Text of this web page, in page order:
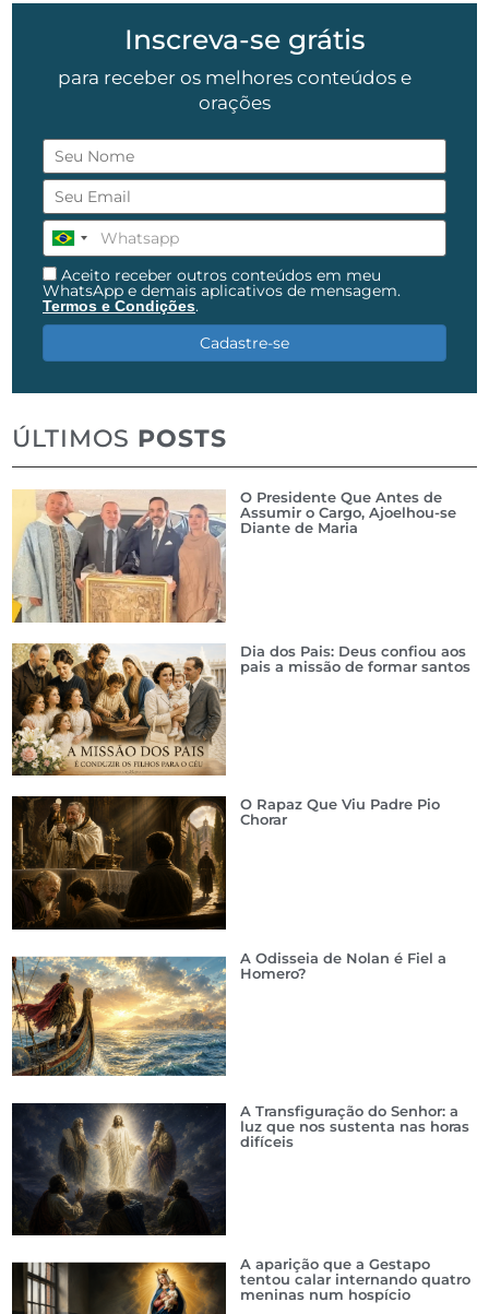
Inscreva-se grátis
para receber os melhores conteúdos e
orações
Aceito receber outros conteúdos em meu
WhatsApp e demais aplicativos de mensagem.
Termos e Condições.
Cadastre-se
ÚLTIMOS POSTS
O Presidente Que Antes de
Assumir o Cargo, Ajoelhou-se
Diante de Maria
Dia dos Pais: Deus confiou aos
pais a missão de formar santos
O Rapaz Que Viu Padre Pio
Chorar
A Odisseia de Nolan é Fiel a
Homero?
A Transfiguração do Senhor: a
luz que nos sustenta nas horas
difíceis
A aparição que a Gestapo
tentou calar internando quatro
meninas num hospício